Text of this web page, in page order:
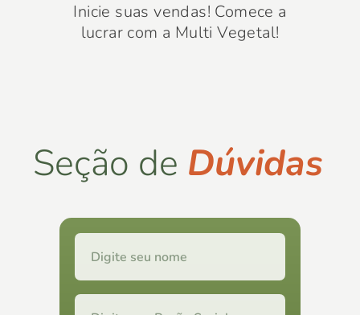
Inicie suas vendas! Comece a
lucrar com a Multi Vegetal!
Seção de Dúvidas